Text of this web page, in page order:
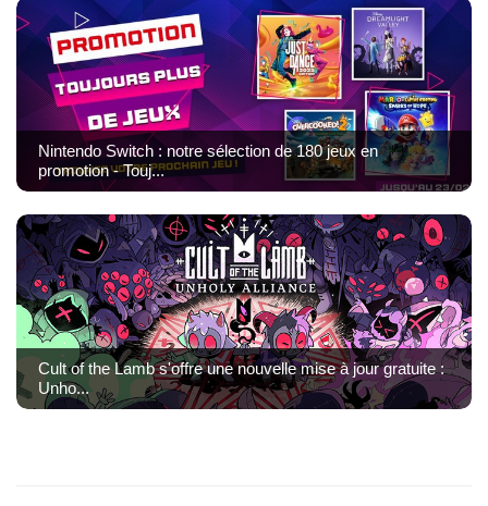
Nintendo Switch : notre sélection de 180 jeux en
promotion - Touj...
Cult of the Lamb s'offre une nouvelle mise à jour gratuite :
Unho...